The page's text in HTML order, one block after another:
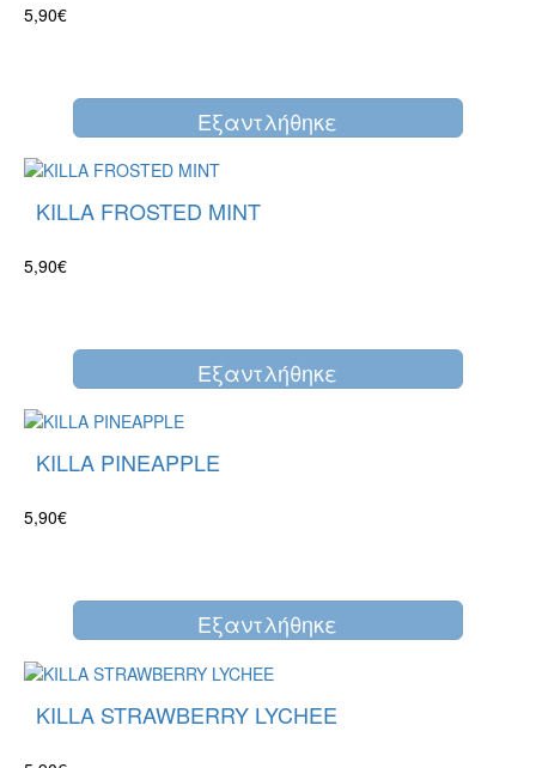
5,90€
Eξαντλήθηκε
KILLA FROSTED MINT
5,90€
Eξαντλήθηκε
KILLA PINEAPPLE
5,90€
Eξαντλήθηκε
KILLA STRAWBERRY LYCHEE